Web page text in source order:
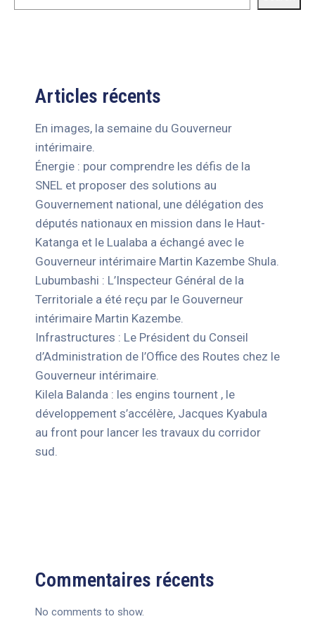
Articles récents
En images, la semaine du Gouverneur
intérimaire.
Énergie : pour comprendre les défis de la
SNEL et proposer des solutions au
Gouvernement national, une délégation des
députés nationaux en mission dans le Haut-
Katanga et le Lualaba a échangé avec le
Gouverneur intérimaire Martin Kazembe Shula.
Lubumbashi : L’Inspecteur Général de la
Territoriale a été reçu par le Gouverneur
intérimaire Martin Kazembe.
Infrastructures : Le Président du Conseil
d’Administration de l’Office des Routes chez le
Gouverneur intérimaire.
Kilela Balanda : les engins tournent , le
développement s’accélère, Jacques Kyabula
au front pour lancer les travaux du corridor
sud.
Commentaires récents
No comments to show.